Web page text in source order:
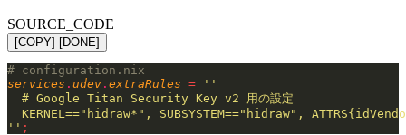
SOURCE_CODE
[COPY] [DONE]
# configuration.nix
services . udev . extraRules = ''
  # Google Titan Security Key v2 用の設定
KERNEL=="hidraw*", SUBSYSTEM=="hidraw",
'' ;